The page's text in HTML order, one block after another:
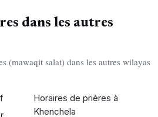
dans les autres
(mawaqit salat) dans les autres wilayas
Horaires de prières à
Khenchela